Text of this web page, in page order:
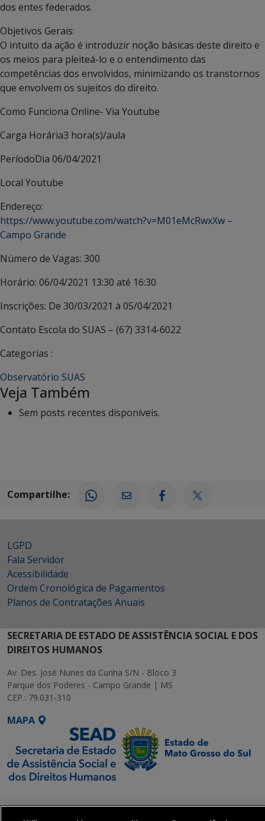
dos entes federados.
Objetivos Gerais:
O intuito da ação é introduzir noção básicas deste direito e
os meios para pleiteá-lo e o entendimento das
competências dos envolvidos, minimizando os transtornos
que envolvem os sujeitos do direito.
Como Funciona Online- Via Youtube
Carga Horária3 hora(s)/aula
PeríodoDia 06/04/2021
Local Youtube
Endereço:
https://www.youtube.com/watch?v=M01eMcRwxXw –
Campo Grande
Número de Vagas: 300
Horário: 06/04/2021 13:30 até 16:30
Inscrições: De 30/03/2021 à 05/04/2021
Contato Escola do SUAS – (67) 3314-6022
Categorias :
Observatório SUAS
Veja Também
Sem posts recentes disponíveis.
Compartilhe:
LGPD
Fala Servidor
Acessibilidade
Ordem Cronológica de Pagamentos
Planos de Contratações Anuais
SECRETARIA DE ESTADO DE ASSISTÊNCIA SOCIAL E DOS
DIREITOS HUMANOS
Av. Des. José Nunes da Cunha S/N - Bloco 3
Parque dos Poderes - Campo Grande | MS
CEP.: 79.031-310
MAPA
Executiva de